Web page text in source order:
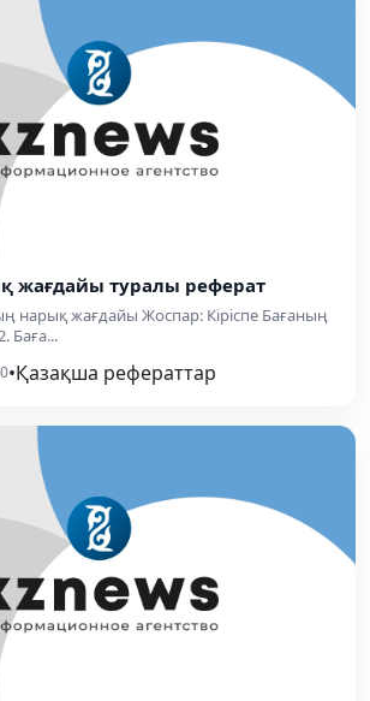
жағдайы туралы реферат
нарық жағдайы Жоспар: Кіріспе Бағаның
Баға...
•Қазақша рефераттар